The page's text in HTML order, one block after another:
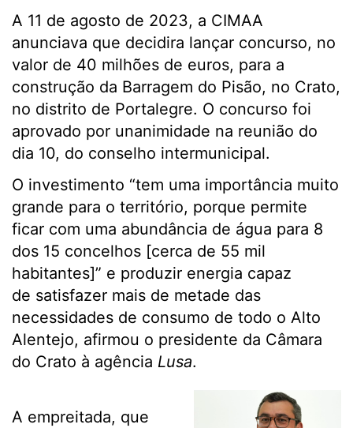
A 11 de agosto de 2023, a CIMAA
anunciava que decidira lançar concurso, no
valor de 40 milhões de euros, para a
construção da Barragem do Pisão, no Crato,
no distrito de Portalegre. O concurso foi
aprovado por unanimidade na reunião do
dia 10, do conselho intermunicipal.
O investimento “tem uma importância muito
grande para o território, porque permite
ficar com uma abundância de água para 8
dos 15 concelhos [cerca de 55 mil
habitantes]” e produzir energia capaz
de satisfazer mais de metade das
necessidades de consumo de todo o Alto
Alentejo, afirmou o presidente da Câmara
do Crato à agência Lusa.
A empreitada, que